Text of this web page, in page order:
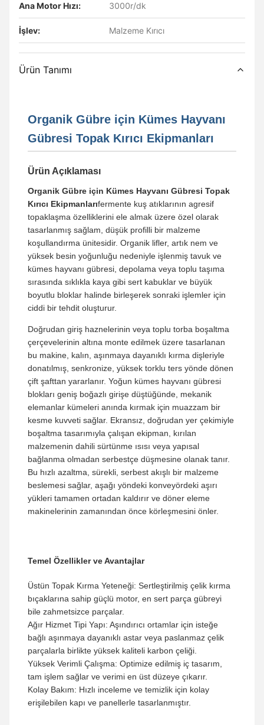
Ana Motor Hızı: 3000r/dk
İşlev: Malzeme Kırıcı
Ürün Tanımı
Organik Gübre için Kümes Hayvanı
Gübresi Topak Kırıcı Ekipmanları
Ürün Açıklaması
Organik Gübre için Kümes Hayvanı Gübresi Topak
Kırıcı Ekipmanlarıfermente kuş atıklarının agresif
topaklaşma özelliklerini ele almak üzere özel olarak
tasarlanmış sağlam, düşük profilli bir malzeme
koşullandırma ünitesidir. Organik lifler, artık nem ve
yüksek besin yoğunluğu nedeniyle işlenmiş tavuk ve
kümes hayvanı gübresi, depolama veya toplu taşıma
sırasında sıklıkla kaya gibi sert kabuklar ve büyük
boyutlu bloklar halinde birleşerek sonraki işlemler için
ciddi bir tehdit oluşturur.
Doğrudan giriş haznelerinin veya toplu torba boşaltma
çerçevelerinin altına monte edilmek üzere tasarlanan
bu makine, kalın, aşınmaya dayanıklı kırma dişleriyle
donatılmış, senkronize, yüksek torklu ters yönde dönen
çift şafttan yararlanır. Yoğun kümes hayvanı gübresi
blokları geniş boğazlı girişe düştüğünde, mekanik
elemanlar kümeleri anında kırmak için muazzam bir
kesme kuvveti sağlar. Ekransız, doğrudan yer çekimiyle
boşaltma tasarımıyla çalışan ekipman, kırılan
malzemenin dahili sürtünme ısısı veya yapısal
bağlanma olmadan serbestçe düşmesine olanak tanır.
Bu hızlı azaltma, sürekli, serbest akışlı bir malzeme
beslemesi sağlar, aşağı yöndeki konveyördeki aşırı
yükleri tamamen ortadan kaldırır ve döner eleme
makinelerinin zamanından önce körleşmesini önler.
Temel Özellikler ve Avantajlar
Üstün Topak Kırma Yeteneği: Sertleştirilmiş çelik kırma
bıçaklarına sahip güçlü motor, en sert parça gübreyi
bile zahmetsizce parçalar.
Ağır Hizmet Tipi Yapı: Aşındırıcı ortamlar için isteğe
bağlı aşınmaya dayanıklı astar veya paslanmaz çelik
parçalarla birlikte yüksek kaliteli karbon çeliği.
Yüksek Verimli Çalışma: Optimize edilmiş iç tasarım,
tam işlem sağlar ve verimi en üst düzeye çıkarır.
Kolay Bakım: Hızlı inceleme ve temizlik için kolay
erişilebilen kapı ve panellerle tasarlanmıştır.